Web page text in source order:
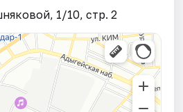
1/10, стр. 2